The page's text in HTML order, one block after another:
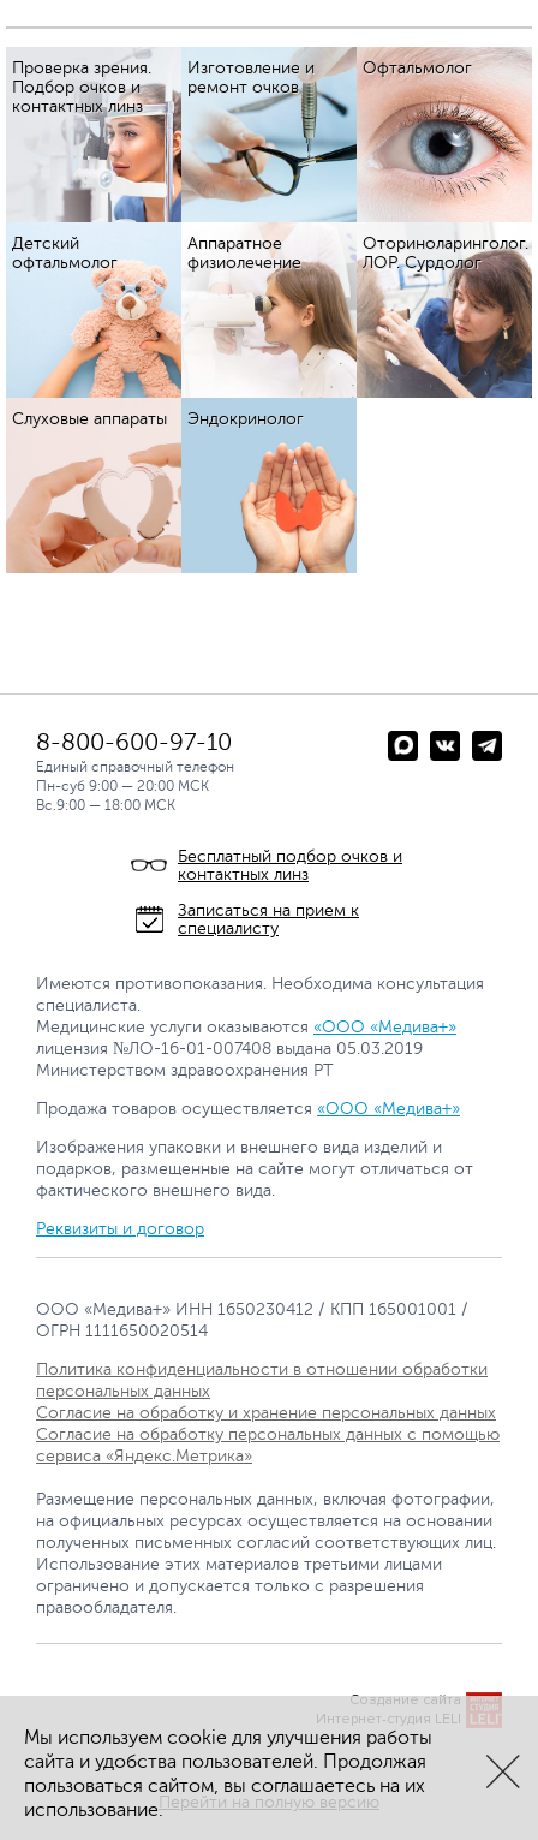
Проверка зрения.
Подбор очков и
контактных линз
Изготовление и
ремонт очков
Офтальмолог
Детский
офтальмолог
Аппаратное
физиолечение
Оториноларинголог.
ЛОР. Сурдолог
Слуховые аппараты Эндокринолог
8-800-600-97-10
Единый справочный телефон
Пн-суб 9:00 — 20:00 МСК
Вс.9:00 — 18:00 МСК
Бесплатный подбор очков и
контактных линз
Записаться на прием к
специалисту
Имеются противопоказания. Необходима консультация
специалиста.
Медицинские услуги оказываются «ООО «Медива+»
лицензия №ЛО-16-01-007408 выдана 05.03.2019
Министерством здравоохранения РТ
Продажа товаров осуществляется «ООО «Медива+»
Изображения упаковки и внешнего вида изделий и
подарков, размещенные на сайте могут отличаться от
фактического внешнего вида.
Реквизиты и договор
ООО «Медива+» ИНН 1650230412 / КПП 165001001 /
ОГРН 1111650020514
Политика конфиденциальности в отношении обработки
персональных данных
Согласие на обработку и хранение персональных данных
Согласие на обработку персональных данных с помощью
сервиса «Яндекс.Метрика»
Размещение персональных данных, включая фотографии,
на официальных ресурсах осуществляется на основании
полученных письменных согласий соответствующих лиц.
Использование этих материалов третьими лицами
ограничено и допускается только с разрешения
правообладателя.
Создание сайта
Интернет-студия LELI
Перейти на полную версию
Мы используем cookie для улучшения работы
сайта и удобства пользователей. Продолжая
пользоваться сайтом, вы соглашаетесь на их
использование.